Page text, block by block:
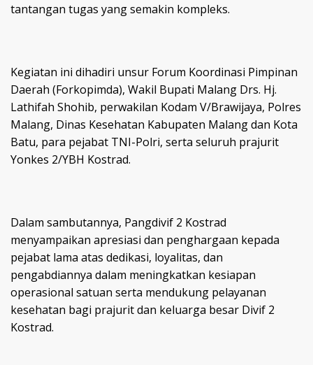
tantangan tugas yang semakin kompleks.
Kegiatan ini dihadiri unsur Forum Koordinasi Pimpinan
Daerah (Forkopimda), Wakil Bupati Malang Drs. Hj.
Lathifah Shohib, perwakilan Kodam V/Brawijaya, Polres
Malang, Dinas Kesehatan Kabupaten Malang dan Kota
Batu, para pejabat TNI-Polri, serta seluruh prajurit
Yonkes 2/YBH Kostrad.
Dalam sambutannya, Pangdivif 2 Kostrad
menyampaikan apresiasi dan penghargaan kepada
pejabat lama atas dedikasi, loyalitas, dan
pengabdiannya dalam meningkatkan kesiapan
operasional satuan serta mendukung pelayanan
kesehatan bagi prajurit dan keluarga besar Divif 2
Kostrad.